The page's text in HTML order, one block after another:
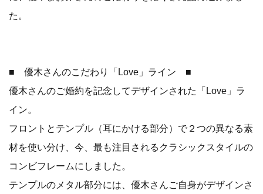
た。
■ 優木さんのこだわり「Love」ライン ■
優木さんのご婚約を記念してデザインされた「Love」ラ
イン。
フロントとテンプル（耳にかける部分）で２つの異なる素
材を使い分け、今、最も注目されるクラシックスタイルの
コンビフレームにしました。
テンプルのメタル部分には、優木さんご自身がデザインさ